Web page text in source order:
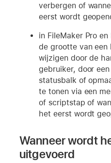
verbergen of
eerst wordt
in FileMaker Pro
de grootte van
wijzigen door de
gebruiker, door
statusbalk of
te tonen via een
of scriptstap of
het eerst wordt
Wanneer wordt
uitgevoerd